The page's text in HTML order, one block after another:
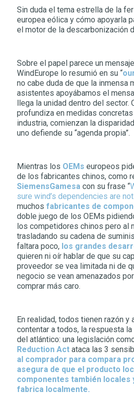
Sin duda el tema estrella de la
europea eólica y cómo apoyarla
el motor de la descarbonización
Sobre el papel parece un
WindEurope lo resumió en su “
no cabe duda de que la inmensa
asistentes apoyábamos el
llega la unidad dentro del sector.
profundiza en medidas
industria, comienzan la
uno defiende su “agenda propia”.
Mientras los OEMs europeos
de los fabricantes chinos, como
SiemensGamesacon su frase “
sure wind’s dependencies are
muchos fabricantes de
doble juego de los OEMs
los competidores chinos pero al
trasladando su cadena de
faltara poco, los grandes
quieren ni oír hablar de que su
proveedor se vea limitada ni de
negocio se vean amenazados
comprar más caro.
En realidad, todos tienen razón y
contentar a todos, la respuesta
del atlántico: una legislación
Reduction Actataca las 3
al comprador para compara
asegura de que el producto
componentes también locales
fabrica localmente.